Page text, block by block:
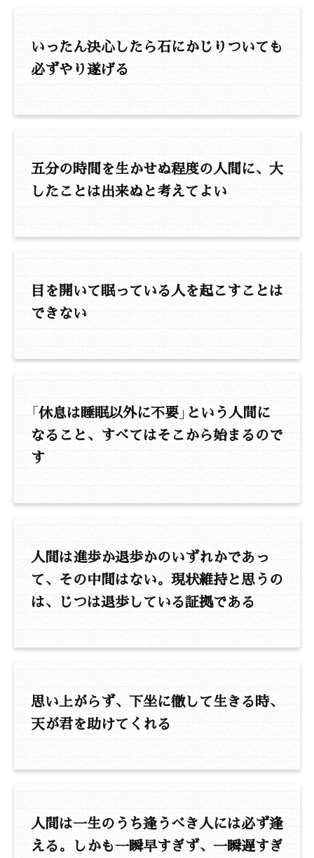
いったん決心したら石にかじりついても
必ずやり遂げる
五分の時間を生かせぬ程度の人間に、大
したことは出来ぬと考えてよい
目を開いて眠っている人を起こすことは
できない
「休息は睡眠以外に不要」という人間に
なること、すべてはそこから始まるので
す
人間は進歩か退歩かのいずれかであっ
て、その中間はない。現状維持と思うの
は、じつは退歩している証拠である
思い上がらず、下坐に徹して生きる時、
天が君を助けてくれる
人間は一生のうち逢うべき人には必ず逢
える。しかも一瞬早すぎず、一瞬遅すぎ